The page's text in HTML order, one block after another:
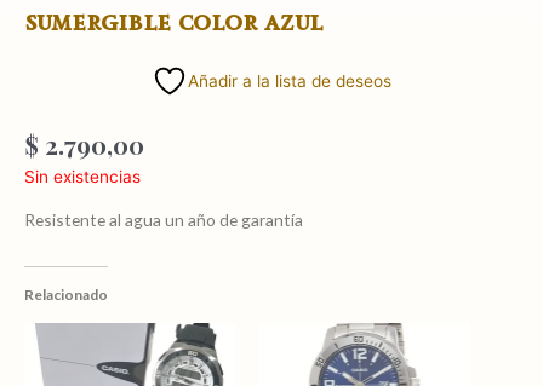
sumergible color azul
Añadir a la lista de deseos
$ 2.790,00
Sin existencias
Resistente al agua un año de garantía
Relacionado